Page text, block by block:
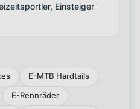
Einsteiger
E-MTB Hardtails
E-Rennräder